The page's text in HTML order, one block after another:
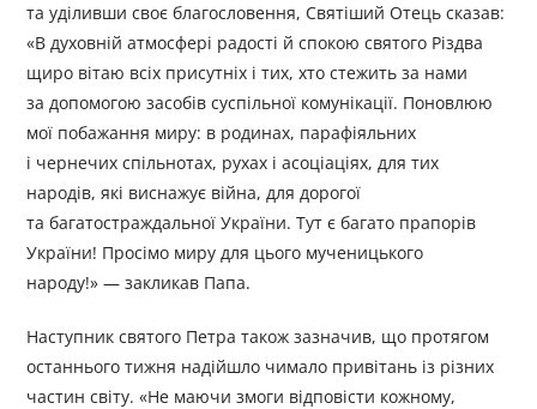
та уділивши своє благословення, Святіший Отець сказав:
«В духовній атмосфері радості й спокою святого Різдва
щиро вітаю всіх присутніх і тих, хто стежить за нами
за допомогою засобів суспільної комунікації. Поновлюю
мої побажання миру: в родинах, парафіяльних
і чернечих спільнотах, рухах і асоціаціях, для тих
народів, які виснажує війна, для дорогої
та багатостраждальної України. Тут є багато прапорів
України! Просімо миру для цього мученицького
народу!» — закликав Папа.
Наступник святого Петра також зазначив, що протягом
останнього тижня надійшло чимало привітань із різних
частин світу. «Не маючи змоги відповісти кожному,